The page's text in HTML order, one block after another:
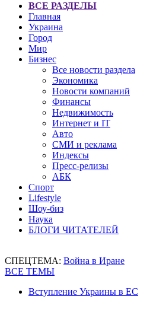
ВСЕ РАЗДЕЛЫ
Главная
Украина
Город
Мир
Бизнес
Все новости раздела
Экономика
Новости компаний
Финансы
Недвижимость
Интернет и IT
Авто
СМИ и реклама
Индексы
Пресс-релизы
АБК
Спорт
Lifestyle
Шоу-биз
Наука
БЛОГИ ЧИТАТЕЛЕЙ
СПЕЦТЕМА: Война в Иране
ВСЕ ТЕМЫ
Вступление Украины в ЕС